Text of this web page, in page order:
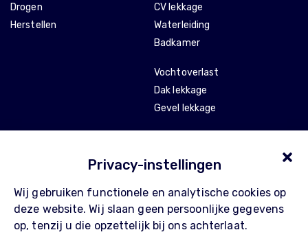
Privacy-instellingen
Wij gebruiken functionele en analytische cookies op
deze website. Wij slaan geen persoonlijke gegevens
op, tenzij u die opzettelijk bij ons achterlaat.
CV lekkage
Waterleiding
Badkamer
Vochtoverlast
Dak lekkage
Gevel lekkage
Drogen
Herstellen
Over Pompe
Waarom Pompe
Contact
FAQ